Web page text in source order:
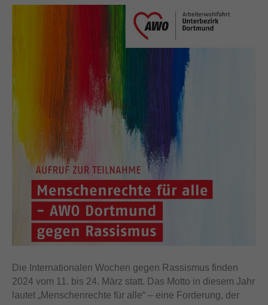
Die Internationalen Wochen gegen Rassismus finden
2024 vom 11. bis 24. März statt. Das Motto in diesem Jahr
lautet „Menschenrechte für alle“ – eine Forderung, der